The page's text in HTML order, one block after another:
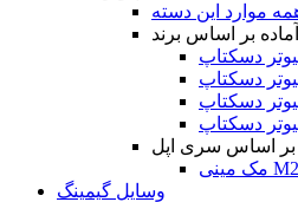
موارد این دسته
بر اساس برند
بر اساس سری اپل
مک مینی M2
وسایل گیمینگ